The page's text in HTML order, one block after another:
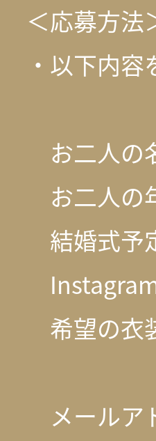
＜応募方法
・以下内
お二人の
お二人の
結婚式予
希望の衣
メールア